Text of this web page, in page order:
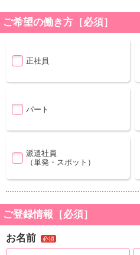
ご希望の働き方［必須］
正社員
パート
派遣社員
（単発・スポット）
ご登録情報［必須］
お名前 必須